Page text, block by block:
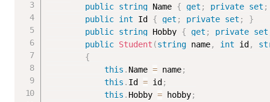
public string Name { get ; private set ;
public int Id { get ; private set ;
}
public string Hobby { get ; private set
public Student (string name, int id ,
{
this . Name = name;
this . Id = id ;
this . Hobby = hobby;